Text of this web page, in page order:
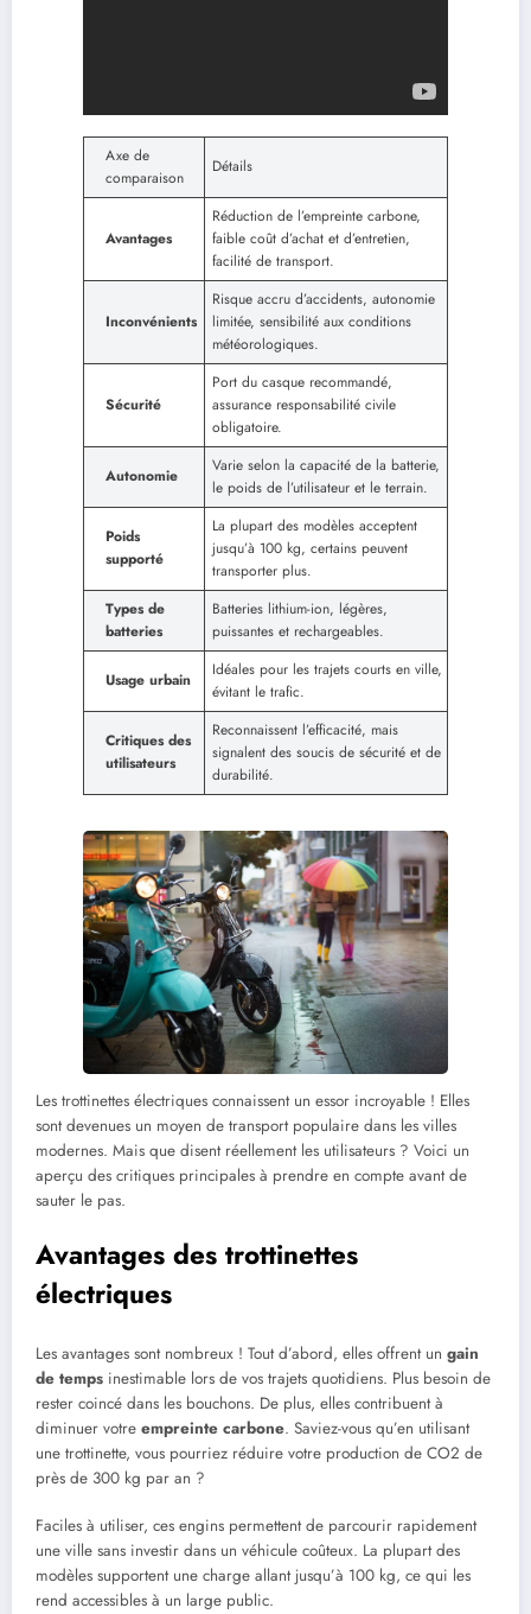
Axe de
comparaison
Détails
Avantages
Réduction de l’empreinte carbone,
faible coût d’achat et d’entretien,
facilité de transport.
Inconvénients
Risque accru d’accidents, autonomie
limitée, sensibilité aux conditions
météorologiques.
Sécurité
Port du casque recommandé,
assurance responsabilité civile
obligatoire.
Autonomie
Varie selon la capacité de la batterie,
le poids de l’utilisateur et le terrain.
Poids
supporté
La plupart des modèles acceptent
jusqu’à 100 kg, certains peuvent
transporter plus.
Types de
batteries
Batteries lithium-ion, légères,
puissantes et rechargeables.
Usage urbain
Idéales pour les trajets courts en ville,
évitant le trafic.
Critiques des
utilisateurs
Reconnaissent l’efficacité, mais
signalent des soucis de sécurité et de
durabilité.
Les trottinettes électriques connaissent un essor incroyable ! Elles
sont devenues un moyen de transport populaire dans les villes
modernes. Mais que disent réellement les utilisateurs ? Voici un
aperçu des critiques principales à prendre en compte avant de
sauter le pas.
Avantages des trottinettes
électriques
Les avantages sont nombreux ! Tout d’abord, elles offrent un gain
de temps inestimable lors de vos trajets quotidiens. Plus besoin de
rester coincé dans les bouchons. De plus, elles contribuent à
diminuer votre empreinte carbone. Saviez-vous qu’en utilisant
une trottinette, vous pourriez réduire votre production de CO2 de
près de 300 kg par an ?
Faciles à utiliser, ces engins permettent de parcourir rapidement
une ville sans investir dans un véhicule coûteux. La plupart des
modèles supportent une charge allant jusqu’à 100 kg, ce qui les
rend accessibles à un large public.